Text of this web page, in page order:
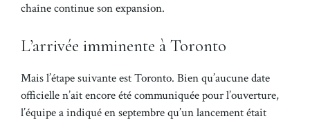
chaîne continue son expansion.
L’arrivée imminente à Toronto
Mais l’étape suivante est Toronto. Bien qu’aucune date
officielle n’ait encore été communiquée pour l’ouverture,
l’équipe a indiqué en septembre qu’un lancement était